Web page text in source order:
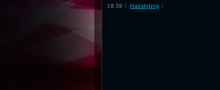
18:38 Hairstyling